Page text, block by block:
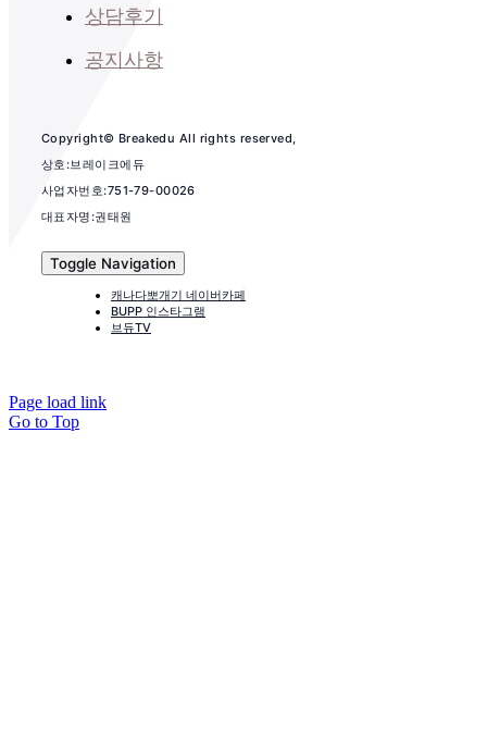
상담후기
공지사항
Copyright© Breakedu All rights reserved,
상호:브레이크에듀
사업자번호:751-79-00026
대표자명:권태원
Toggle Navigation
캐나다뽀개기 네이버카페
BUPP 인스타그램
브듀TV
Page load link
Go to Top